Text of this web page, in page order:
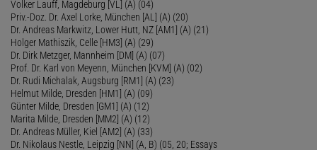
Volker Lauff, Magdeburg [VL] (A) (04)
Priv.-Doz. Dr. Axel Lorke, München [AL] (A) (20)
Dr. Andreas Markwitz, Lower Hutt, NZ [AM1] (A) (21)
Holger Mathiszik, Celle [HM3] (A) (29)
Dr. Dirk Metzger, Mannheim [DM] (A) (07)
Prof. Dr. Karl von Meyenn, München [KVM] (A) (02)
Dr. Rudi Michalak, Augsburg [RM1] (A) (23)
Helmut Milde, Dresden [HM1] (A) (09)
Günter Milde, Dresden [GM1] (A) (12)
Marita Milde, Dresden [MM2] (A) (12)
Dr. Andreas Müller, Kiel [AM2] (A) (33)
Dr. Nikolaus Nestle, Leipzig [NN] (A, B) (05, 20; Essays